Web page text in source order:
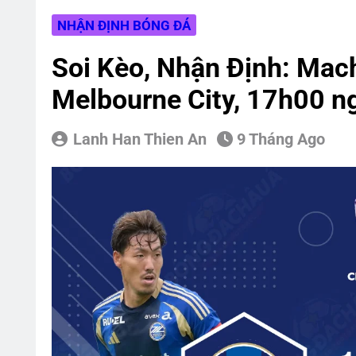
6 HLV Tiêu
22 Giờ Ago
NHẬN ĐỊNH BÓNG ĐÁ
Soi Kèo, Nhận Định:
Melbourne City, 17h00
Lanh Han Thien An 9 Tháng Ago